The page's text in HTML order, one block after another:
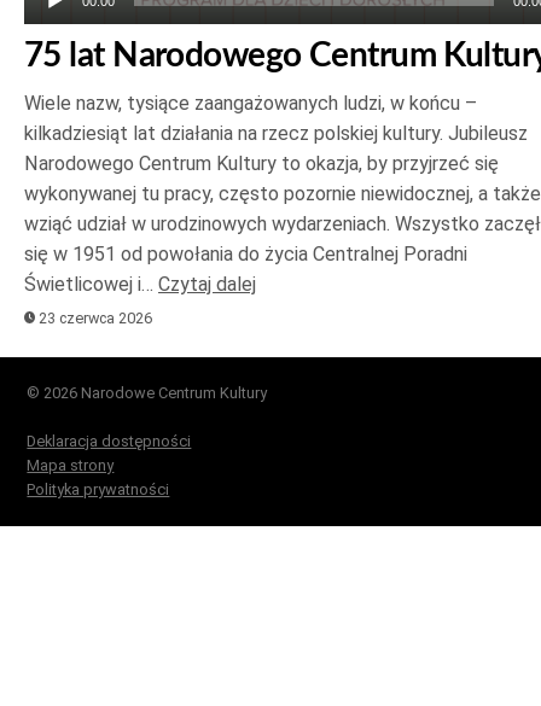
75 lat Narodowego Centrum
Wiele nazw, tysiące zaangażowanych ludzi, w końcu –
kilkadziesiąt lat działania na rzecz polskiej kultury. Jubileusz
Narodowego Centrum Kultury to okazja, by przyjrzeć się
wykonywanej tu pracy, często pozornie niewidocznej, a także
wziąć udział w urodzinowych wydarzeniach. Wszystko
się w 1951 od powołania do życia Centralnej Poradni
Świetlicowej i… Czytaj dalej
23 czerwca 2026
© 2026 Narodowe Centrum Kultury
Deklaracja dostępności
Mapa strony
Polityka prywatności